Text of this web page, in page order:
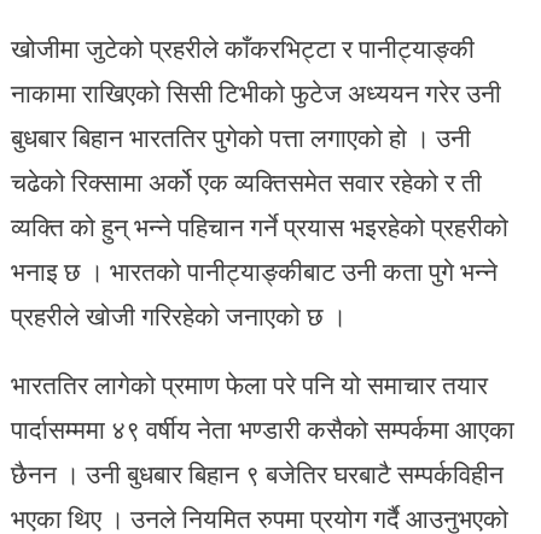
खोजीमा जुटेको प्रहरीले काँकरभिट्टा र पानीट्याङ्की
नाकामा राखिएको सिसी टिभीको फुटेज अध्ययन गरेर उनी
बुधबार बिहान भारततिर पुगेको पत्ता लगाएको हो । उनी
चढेको रिक्सामा अर्को एक व्यक्तिसमेत सवार रहेको र ती
व्यक्ति को हुन् भन्ने पहिचान गर्ने प्रयास भइरहेको प्रहरीको
भनाइ छ । भारतको पानीट्याङ्कीबाट उनी कता पुगे भन्ने
प्रहरीले खोजी गरिरहेको जनाएको छ ।
भारततिर लागेको प्रमाण फेला परे पनि यो समाचार तयार
पार्दासम्ममा ४९ वर्षीय नेता भण्डारी कसैको सम्पर्कमा आएका
छैनन । उनी बुधबार बिहान ९ बजेतिर घरबाटै सम्पर्कविहीन
भएका थिए । उनले नियमित रुपमा प्रयोग गर्दै आउनुभएको